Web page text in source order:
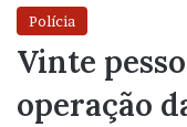
Polícia
Vinte
operação